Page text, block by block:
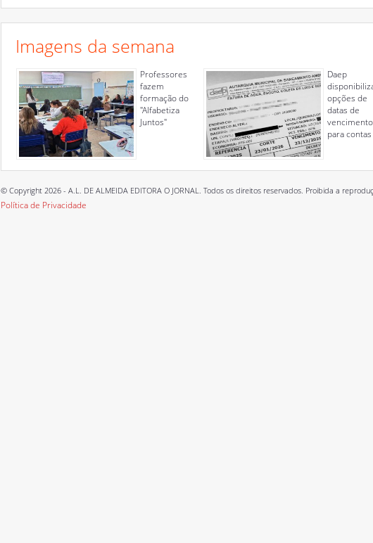
Imagens da semana
Professores
fazem
formação do
"Alfabetiza
Juntos"
Daep
opções de
datas de
vencimento
para contas
© Copyright 2026 - A.L. DE ALMEIDA EDITORA O JORNAL. Todos os direitos reservados. Proibida a
Política de Privacidade